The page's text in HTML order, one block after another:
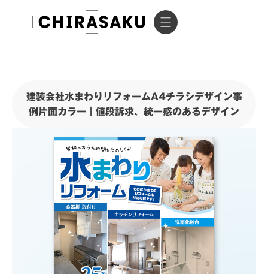
建装会社水まわりリフォームA4チラシデザイン事
例片面カラー｜値段訴求、統一感のあるデザイン